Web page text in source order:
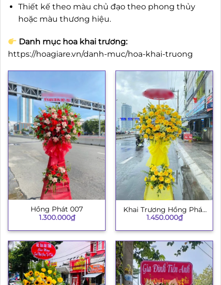
Thiết kế theo màu chủ đạo theo phong thủy
hoặc màu thương hiệu.
Danh mục hoa khai trương:
https://hoagiare.vn/danh-muc/hoa-khai-truong
Hồng Phát 007
1.300.000₫
Khai Trương Hồng Phát
003
1.450.000₫